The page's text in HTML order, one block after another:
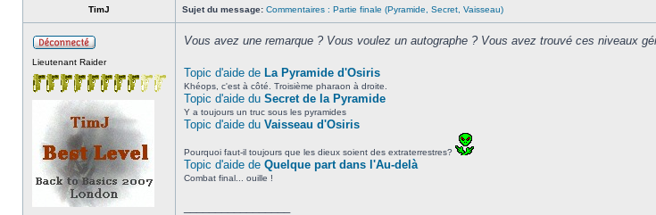
TimJ Sujet du message: Commentaires : Partie finale (Pyramide, Secret, Vaisseau)
Lieutenant Raider
Vous avez une remarque ? Vous voulez un autographe ? Vous avez trouvé ces niveaux
Topic d'aide de La Pyramide d'Osiris
Khéops, c'est à côté. Troisième pharaon à droite.
Topic d'aide du Secret de la Pyramide
Y a toujours un truc sous les pyramides
Topic d'aide du Vaisseau d'Osiris
Pourquoi faut-il toujours que les dieux soient des extraterrestres?
Topic d'aide de Quelque part dans l'Au-delà
Combat final... ouille !